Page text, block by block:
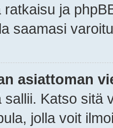
ratkaisu ja
saamasi
asiattoman
sallii. Katso sitä
jolla voit